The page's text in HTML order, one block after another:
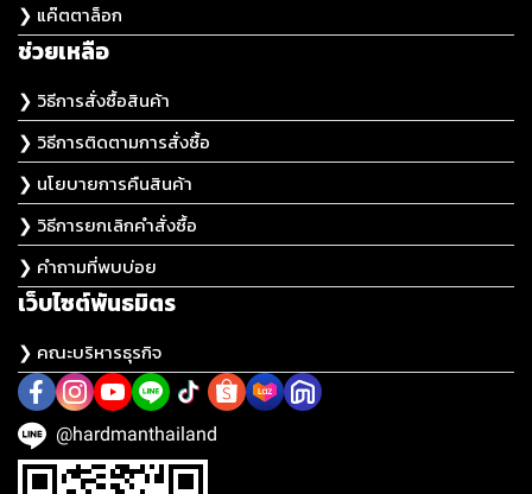
❯ แค๊ตตาล็อก
ช่วยเหลือ
❯ วิธีการสั่งซื้อสินค้า
❯ วิธีการติดตามการสั่งซื้อ
❯ นโยบายการคืนสินค้า
❯ วิธีการยกเลิกคำสั่งซื้อ
❯ คำถามที่พบบ่อย
เว็บไซต์พันธมิตร
❯ คณะบริหารธุรกิจ
@hardmanthailand